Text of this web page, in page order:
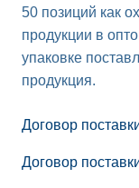
50 позиций как
продукции в
упаковке
продукция.
Договор
Договор